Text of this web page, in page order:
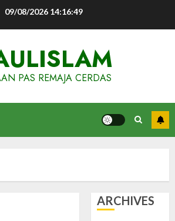
09/08/2026 14:16:50
PAS REMAJA CERDAS
ARCHIVES